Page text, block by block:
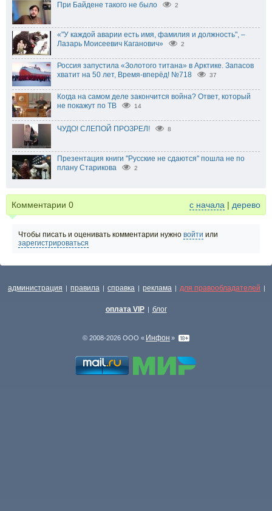
При Байдене такого не было 2
«"У каждой аварии есть имя, фамилия и должность", –
Лазарь Моисеевич Каганович»
2
Россия запустила «Золотого титана» в Арктике. Запасов
хватит на 50 лет, Время-вперёд! №718
37
Когда на самом деле закончится война? Ответ, который
не покажут по ТВ
14
ЧУДО! СЛЕПОЙ ПРОЗРЕЛ! 8
Презентация книги "Русские не сдаются" пошла не по
плану Старикова
2
Комментарии 0 с начала | дерево
Чтобы писать и оценивать комментарии нужно войти или
зарегистрироваться
администрация | правила | справка | реклама | для правообладателей |
оплата VIP | блог
© 2008-2026 ООО « Инфон »